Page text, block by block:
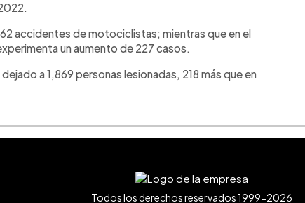
accidentes de motociclistas; mientras que en el
un aumento de 227 casos.
a 1,869 personas lesionadas, 218 más que en
Todos los derechos reservados 1999-2026